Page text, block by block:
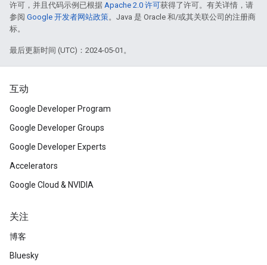
许可，并且代码示例已根据 Apache 2.0 许可获得了许可。有关详情，请
参阅 Google 开发者网站政策。Java 是 Oracle 和/或其关联公司的注册商
标。
最后更新时间 (UTC)：2024-05-01。
互动
Google Developer Program
Google Developer Groups
Google Developer Experts
Accelerators
Google Cloud & NVIDIA
关注
博客
Bluesky